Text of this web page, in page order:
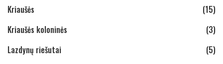
Kriaušės
(15)
Kriaušės koloninės
(3)
Lazdynų riešutai
(5)